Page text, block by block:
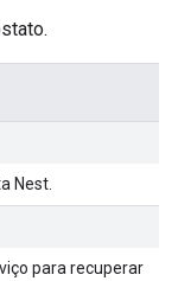
Nest.
para recuperar